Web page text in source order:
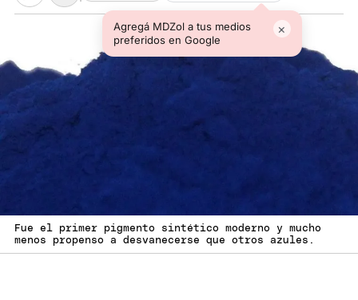
Agregá MDZol a tus medios
preferidos en Google
×
Fue el primer pigmento sintético moderno y mucho
menos propenso a desvanecerse que otros azules.